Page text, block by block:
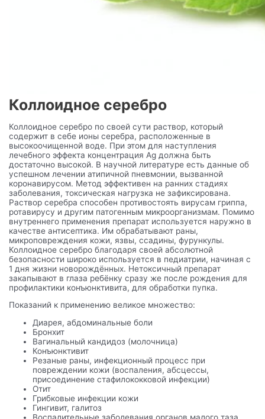
Коллоидное серебро
Коллоидное серебро по своей сути раствор, который
содержит в себе ионы серебра, расположенные в
высокоочищенной воде. При этом для наступления
лечебного эффекта концентрация Ag должна быть
достаточно высокой. В научной литературе есть данные об
успешном лечении атипичной пневмонии, вызванной
коронавирусом. Метод эффективен на ранних стадиях
заболевания, токсическая нагрузка не зафиксирована.
Раствор серебра способен противостоять вирусам гриппа,
ротавирусу и другим патогенным микроорганизмам. Помимо
внутреннего применения препарат используется наружно в
качестве антисептика. Им обрабатывают раны,
микроповреждения кожи, язвы, ссадины, фурункулы.
Коллоидное серебро благодаря своей абсолютной
безопасности широко используется в педиатрии, начиная с
1 дня жизни новорождённых. Нетоксичный препарат
закапывают в глаза ребёнку сразу же после рождения для
профилактики конъюнктивита, для обработки пупка.
Показаний к применению великое множество:
Диарея, абдоминальные боли
Бронхит
Вагинальный кандидоз (молочница)
Конъюнктивит
Резаные раны, инфекционный процесс при
повреждении кожи (воспаления, абсцессы,
присоединение стафилококковой инфекции)
Отит
Грибковые инфекции кожи
Гингивит, галитоз